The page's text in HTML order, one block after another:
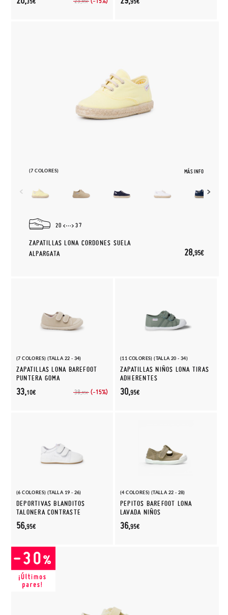
95€
(7 COLORES) MÁS INFO
20 37
ZAPATILLAS LONA CORDONES SUELA
ALPARGATA
28,95€
(7 COLORES) (TALLA 22 - 34)
ZAPATILLAS LONA BAREFOOT
PUNTERA GOMA
38,95€ (-15%)
33,10€
(11 COLORES) (TALLA 20 - 34)
ZAPATILLAS NIÑOS LONA TIRAS
ADHERENTES
30,95€
(6 COLORES) (TALLA 19 - 26)
DEPORTIVAS BLANDITOS
TALONERA CONTRASTE
56,95€
(4 COLORES) (TALLA 22 - 28)
PEPITOS BAREFOOT LONA
LAVADA NIÑOS
36,95€